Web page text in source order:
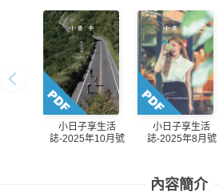
小日子享生活
誌-2025年10月號
小日子享生活
誌-2025年8月號
內容簡介